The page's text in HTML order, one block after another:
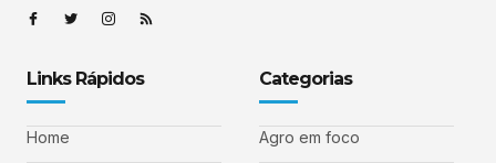
Links Rápidos
Home
Categorias
Agro em foco